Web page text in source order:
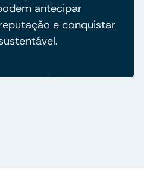
antecipar
e conquistar